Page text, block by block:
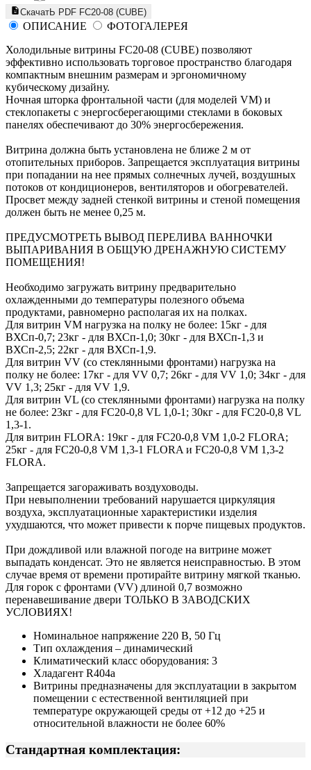
СкачатЬ PDF FC20-08 (CUBE)
ОПИСАНИЕ
ФОТОГАЛЕРЕЯ
Холодильные витрины FC20-08 (CUBЕ) позволяют
эффективно использовать торговое пространство благодаря
компактным внешним размерам и эргономичному
кубическому дизайну.
Ночная шторка фронтальной части (для моделей VM) и
стеклопакеты с энергосберегающими стеклами в боковых
панелях обеспечивают до 30% энергосбережения.
Витрина должна быть установлена не ближе 2 м от
отопительных приборов. Запрещается эксплуатация витрины
при попадании на нее прямых солнечных лучей, воздушных
потоков от кондиционеров, вентиляторов и обогревателей.
Просвет между задней стенкой витрины и стеной помещения
должен быть не менее 0,25 м.
ПРЕДУСМОТРЕТЬ ВЫВОД ПЕРЕЛИВА ВАННОЧКИ
ВЫПАРИВАНИЯ В ОБЩУЮ ДРЕНАЖНУЮ СИСТЕМУ
ПОМЕЩЕНИЯ!
Необходимо загружать витрину предварительно
охлажденными до температуры полезного объема
продуктами, равномерно располагая их на полках.
Для витрин VМ нагрузка на полку не более: 15кг - для
ВХСп-0,7; 23кг - для ВХСп-1,0; 30кг - для ВХСп-1,3 и
ВХСп-2,5; 22кг - для ВХСп-1,9.
Для витрин VV (со стеклянными фронтами) нагрузка на
полку не более: 17кг - для VV 0,7; 26кг - для VV 1,0; 34кг - для
VV 1,3; 25кг - для VV 1,9.
Для витрин VL (со стеклянными фронтами) нагрузка на полку
не более: 23кг - для FC20-0,8 VL 1,0-1; 30кг - для FC20-0,8 VL
1,3-1.
Для витрин FLORA: 19кг - для FC20-0,8 VM 1,0-2 FLORA;
25кг - для FC20-0,8 VM 1,3-1 FLORA и FC20-0,8 VM 1,3-2
FLORA.
Запрещается загораживать воздуховоды.
При невыполнении требований нарушается циркуляция
воздуха, эксплуатационные характеристики изделия
ухудшаются, что может привести к порче пищевых продуктов.
При дождливой или влажной погоде на витрине может
выпадать конденсат. Это не является неисправностью. В этом
случае время от времени протирайте витрину мягкой тканью.
Для горок с фронтами (VV) длиной 0,7 возможно
перенавешивание двери ТОЛЬКО В ЗАВОДСКИХ
УСЛОВИЯХ!
Номинальное напряжение 220 В, 50 Гц
Тип охлаждения – динамический
Климатический класс оборудования: 3
Хладагент R404a
Витрины предназначены для эксплуатации в закрытом
помещении с естественной вентиляцией при
температуре окружающей среды от +12 до +25 и
относительной влажности не более 60%
Стандартная комплектация: